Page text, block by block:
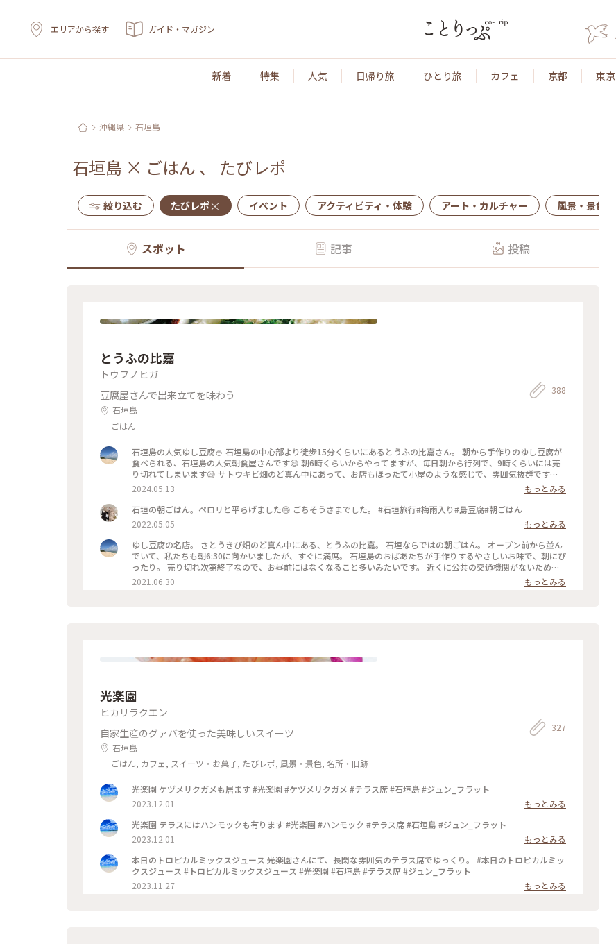
エリアから探す ガイド・マガジン
新着 特集 人気 日帰り旅 ひとり旅 カフェ 京都 東京
沖縄県 石垣島
石垣島 × ごはん 、 たびレポ
絞り込む たびレポ イベント アクティビティ・体験 アート・カルチャー 風景・景色
スポット 記事 投稿
とうふの比嘉
トウフノヒガ
豆腐屋さんで出来立てを味わう
石垣島
ごはん
388
石垣島の人気ゆし豆腐🍚 石垣島の中心部より徒歩15分くらいにあるとうふの比嘉さん。 朝から手作りのゆし豆腐が
食べられる、石垣島の人気朝食屋さんです😄 朝6時くらいからやってますが、毎日朝から行列で、9時くらいには売
り切れてしまいます😅 サトウキビ畑のど真ん中にあって、お店もほったて小屋のような感じで、雰囲気抜群です😄 #
沖縄 #石垣島 #朝食
2024.05.13
もっとみる
石垣の朝ごはん。ペロリと平らげました😄 ごちそうさまでした。 #石垣旅行#梅雨入り#島豆腐#朝ごはん
2022.05.05
もっとみる
ゆし豆腐の名店。 さとうきび畑のど真ん中にある、とうふの比嘉。 石垣ならではの朝ごはん。 オープン前から並ん
でいて、私たちも朝6:30に向かいましたが、すぐに満席。 石垣島のおばあたちが手作りするやさしいお味で、朝にぴ
ったり。 売り切れ次第終了なので、お昼前にはなくなること多いみたいです。 近くに公共の交通機関がないため、
レンタカーもしくは、タクシーが良いと思います🚘 本当に周りに何にもなく、吹きっさらしで雰囲気も最高です✨ #
朝ごはん#石垣島#沖縄
2021.06.30 もっとみる
光楽園
ヒカリラクエン
自家生産のグァバを使った美味しいスイーツ
石垣島
ごはん, カフェ, スイーツ・お菓子, たびレポ, 風景・景色, 名所・旧跡
327
光楽園 ケヅメリクガメも居ます #光楽園 #ケヅメリクガメ #テラス席 #石垣島 #ジュン_フラット
2023.12.01
もっとみる
光楽園 テラスにはハンモックも有ります #光楽園 #ハンモック #テラス席 #石垣島 #ジュン_フラット
2023.12.01
もっとみる
本日のトロピカルミックスジュース 光楽園さんにて、長閑な雰囲気のテラス席でゆっくり。 #本日のトロピカルミッ
クスジュース #トロピカルミックスジュース #光楽園 #石垣島 #テラス席 #ジュン_フラット
2023.11.27
もっとみる